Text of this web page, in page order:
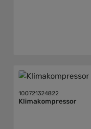
100721324822
Klimakompressor